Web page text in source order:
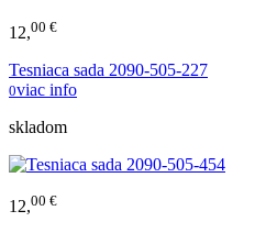
12,00 €
Tesniaca sada 2090-505-227
0viac info
skladom
12,00 €